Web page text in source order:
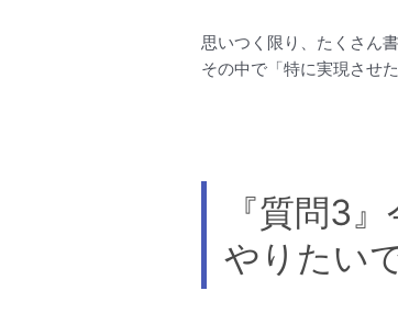
思いつく限り、たくさん
その中で「特に実現させ
『質問3
やりたい